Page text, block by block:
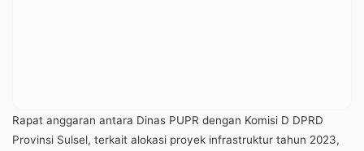
Rapat anggaran antara Dinas PUPR dengan Komisi D DPRD
Provinsi Sulsel, terkait alokasi proyek infrastruktur tahun 2023,